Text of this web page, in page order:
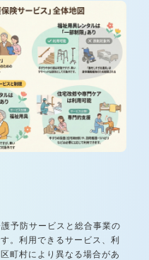
予防サービスと総合事業の
。利用できるサービス、利
町村により異なる場合があ